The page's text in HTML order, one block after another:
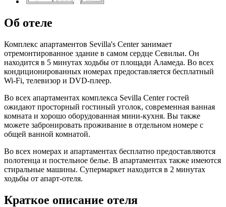
Об отеле
Комплекс апартаментов Sevilla's Center занимает
отремонтированное здание в самом сердце Севильи. Он
находится в 5 минутах ходьбы от площади Аламеда. Во всех
кондиционированных номерах предоставляется бесплатный
Wi-Fi, телевизор и DVD-плеер.
Во всех апартаментах комплекса Sevilla Center гостей
ожидают просторный гостиный уголок, современная ванная
комната и хорошо оборудованная мини-кухня. Вы также
можете забронировать проживание в отдельном номере с
общей ванной комнатой.
Во всех номерах и апартаментах бесплатно предоставляются
полотенца и постельное белье. В апартаментах также имеются
стиральные машины. Супермаркет находится в 2 минутах
ходьбы от апарт-отеля.
Краткое описание отеля